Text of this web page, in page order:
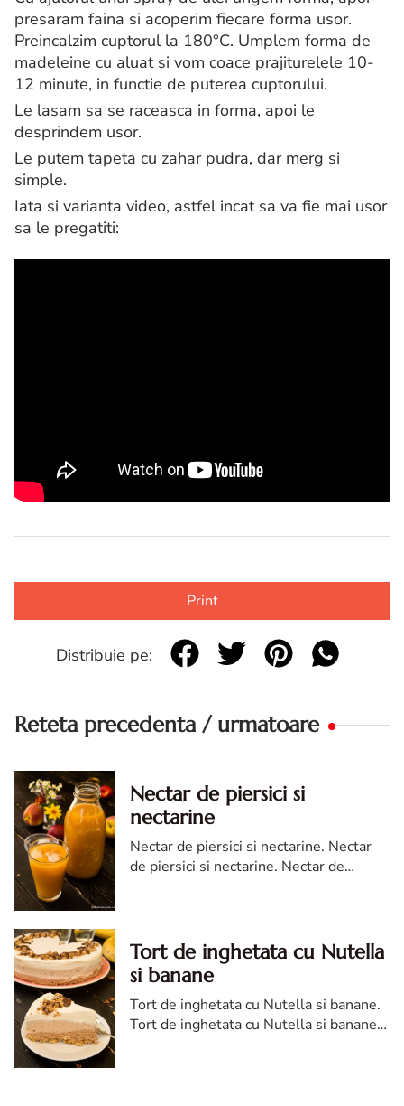
presaram faina si acoperim fiecare forma usor.
Preincalzim cuptorul la 180°C. Umplem forma de
madeleine cu aluat si vom coace prajiturelele 10-
12 minute, in functie de puterea cuptorului.
Le lasam sa se raceasca in forma, apoi le
desprindem usor.
Le putem tapeta cu zahar pudra, dar merg si
simple.
Iata si varianta video, astfel incat sa va fie mai usor
sa le pregatiti:
Print
Distribuie pe:
Reteta precedenta / urmatoare
Nectar de piersici si
nectarine
Nectar de piersici si nectarine. Nectar
de piersici si nectarine. Nectar de
Tort de inghetata cu Nutella
si banane
Tort de inghetata cu Nutella si banane.
Tort de inghetata cu Nutella si banane,